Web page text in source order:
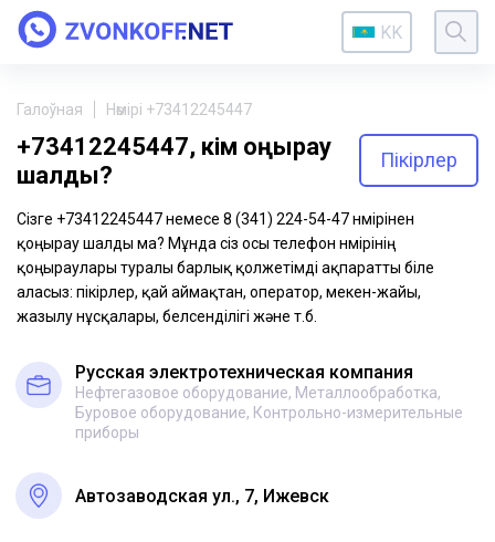
KK
Галоўная Нөмірі +73412245447
+73412245447, кім қоңырау
шалды?
Пікірлер
Сізге +73412245447 немесе 8 (341) 224-54-47 нөмірінен
қоңырау шалды ма? Мұнда сіз осы телефон нөмірінің
қоңыраулары туралы барлық қолжетімді ақпаратты біле
аласыз: пікірлер, қай аймақтан, оператор, мекен-жайы,
жазылу нұсқалары, белсенділігі және т.б.
Русская электротехническая компания
Нефтегазовое оборудование, Металлообработка,
Буровое оборудование, Контрольно-измерительные
приборы
Автозаводская ул., 7, Ижевск